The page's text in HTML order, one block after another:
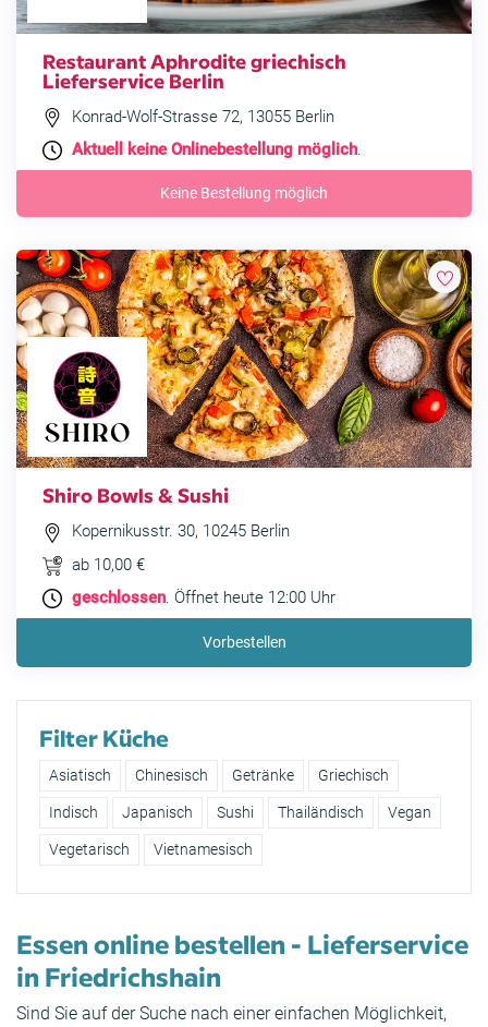
Restaurant Aphrodite griechisch
Lieferservice Berlin
Konrad-Wolf-Strasse 72, 13055 Berlin
Aktuell keine Onlinebestellung möglich.
Keine Bestellung möglich
Shiro Bowls & Sushi
Kopernikusstr. 30, 10245 Berlin
ab 10,00 €
geschlossen . Öffnet heute 12:00 Uhr
Vorbestellen
Filter Küche
Asiatisch Chinesisch Getränke Griechisch
Indisch Japanisch Sushi Thailändisch Vegan
Vegetarisch Vietnamesisch
Essen online bestellen - Lieferservice
in Friedrichshain
Sind Sie auf der Suche nach einer einfachen Möglichkeit,